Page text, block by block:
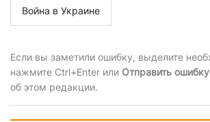
Война в Украине
Если вы заметили ошибку, выделите
нажмите Ctrl+Enter или Отправить ошибку
об этом редакции.